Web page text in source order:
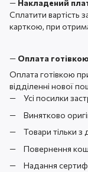
— Накладений
Сплатити вартість
карткою, при
— Оплата готівкою
Оплата готівкою
відділенні нової
Усі посилки
Винятково
Товари тільки
Повернення
Надання